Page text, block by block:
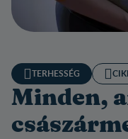
TERHESSÉG
Minden,